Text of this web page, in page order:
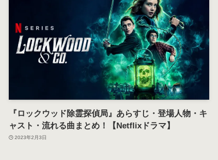
『ロックウッド除霊探偵局』あらすじ・登場人物・キ
ャスト・流れる曲まとめ！【Netflixドラマ】
2023年2月3日